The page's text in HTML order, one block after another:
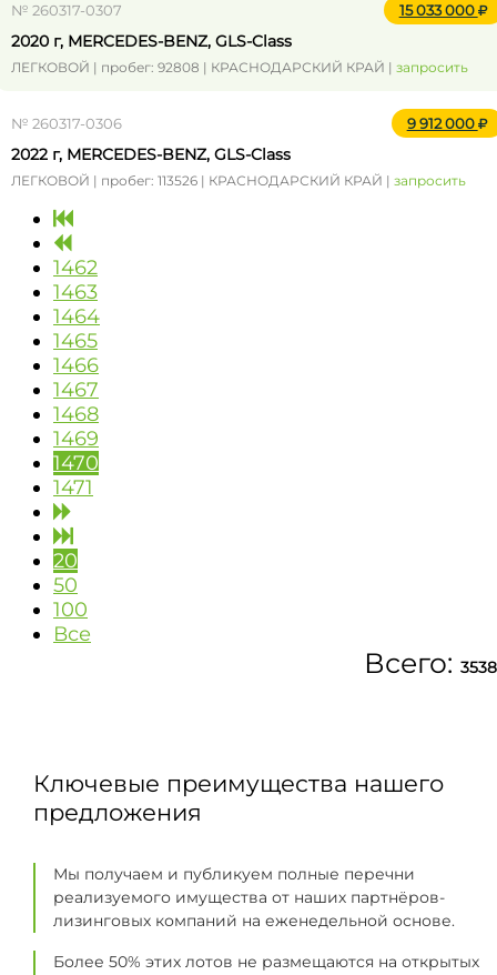
№ 260317-0307 15 033 000
2020 г, MERCEDES-BENZ, GLS-Class
ЛЕГКОВОЙ | пробег: 92808 | КРАСНОДАРСКИЙ КРАЙ | запросить
№ 260317-0306 9 912 000
2022 г, MERCEDES-BENZ, GLS-Class
ЛЕГКОВОЙ | пробег: 113526 | КРАСНОДАРСКИЙ КРАЙ | запросить
1462
1463
1464
1465
1466
1467
1468
1469
1470
1471
20
50
100
Все
Всего:
Ключевые преимущества нашего
предложения
Мы получаем и публикуем полные перечни
реализуемого имущества от наших партнёров-
лизинговых компаний на еженедельной основе.
Более 50% этих лотов не размещаются на открытых